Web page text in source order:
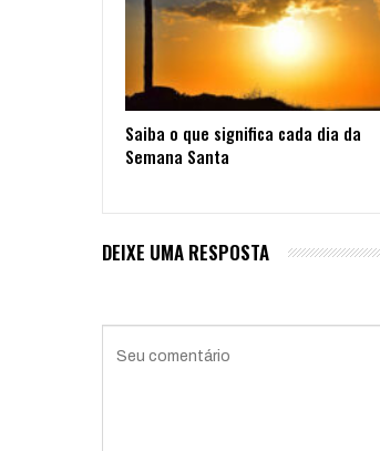
Saiba o que significa cada dia da
Semana Santa
DEIXE UMA RESPOSTA